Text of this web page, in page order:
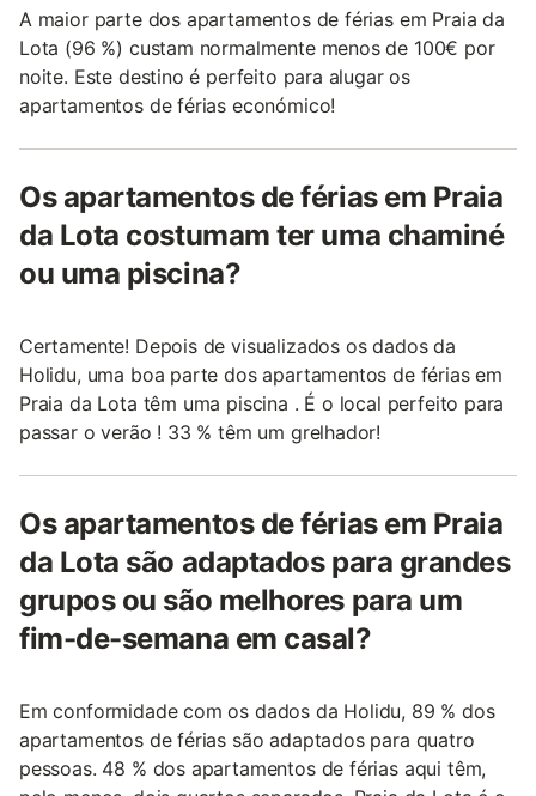
A maior parte dos apartamentos de férias em Praia da
Lota (96 %) custam normalmente menos de 100€ por
noite. Este destino é perfeito para alugar os
apartamentos de férias económico!
Os apartamentos de férias em Praia
da Lota costumam ter uma chaminé
ou uma piscina?
Certamente! Depois de visualizados os dados da
Holidu, uma boa parte dos apartamentos de férias em
Praia da Lota têm uma piscina . É o local perfeito para
passar o verão ! 33 % têm um grelhador!
Os apartamentos de férias em Praia
da Lota são adaptados para grandes
grupos ou são melhores para um
fim-de-semana em casal?
Em conformidade com os dados da Holidu, 89 % dos
apartamentos de férias são adaptados para quatro
pessoas. 48 % dos apartamentos de férias aqui têm,